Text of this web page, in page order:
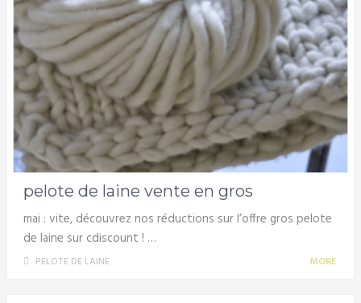
pelote de laine vente en gros
mai : vite, découvrez nos réductions sur l’offre gros pelote
de laine sur cdiscount ! …
PELOTE DE LAINE MORE